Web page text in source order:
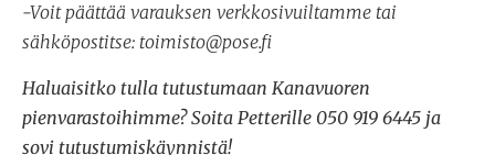
-Voit päättää varauksen verkkosivuiltamme tai
sähköpostitse: toimisto@pose.fi
Haluaisitko tulla tutustumaan Kanavuoren
pienvarastoihimme? Soita Petterille 050 919 6445 ja
sovi tutustumiskäynnistä!